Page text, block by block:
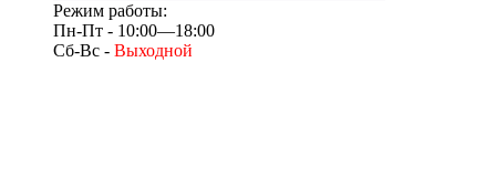
Режим работы:
Пн-Пт - 10:00—18:00
Сб-Вс - Выходной